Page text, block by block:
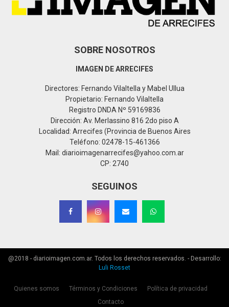
SOBRE NOSOTROS
IMAGEN DE ARRECIFES
Directores: Fernando Vilaltella y Mabel Ullua
Propietario: Fernando Vilaltella
Registro DNDA Nº 59169836
Dirección: Av. Merlassino 816 2do piso A
Localidad: Arrecifes (Provincia de Buenos Aires
Teléfono: 02478-15-461366
Mail: diarioimagenarrecifes@yahoo.com.ar
CP: 2740
SEGUINOS
@2018 - diarioimagen.com.ar. Todos los derechos reservados. - Desarrollo:
Luli Rosset
Quienes somos Términos y Condiciones
Política de privacidad
Contacto